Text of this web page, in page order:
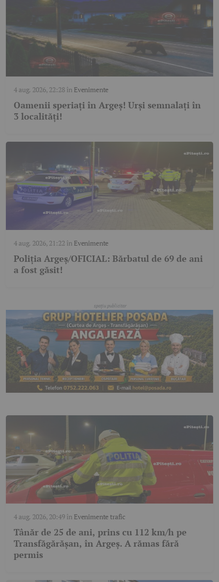
4 aug. 2026, 22:28în Evenimente
Oamenii speriați în Argeș! Urși semnalați în
3 localități!
4 aug. 2026, 21:22 în Evenimente
Poliția Argeș/OFICIAL: Bărbatul de 69 de ani
a fost găsit!
4 aug. 2026, 20:49în Evenimente trafic
Tânăr de 25 de ani, prins cu 112 km/h pe
Transfăgărășan, în Argeș. A rămas fără
permis